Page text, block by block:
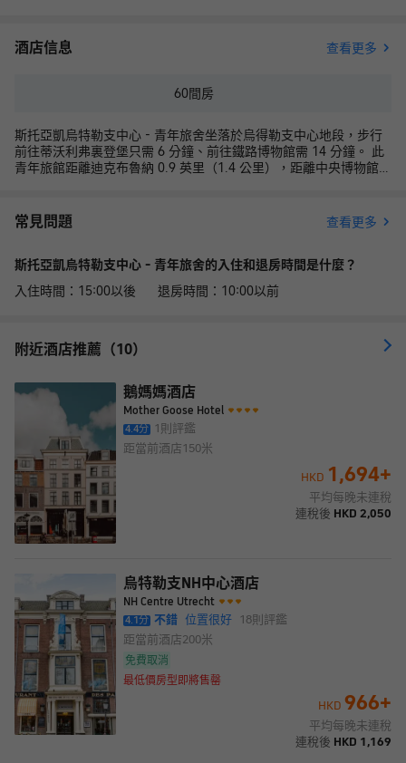
酒店信息 查看更多
60間房
斯托亞凱烏特勒支中心 - 青年旅舍坐落於烏得勒支中心地段，步行
前往蒂沃利弗裏登堡只需 6 分鐘、前往鐵路博物館需 14 分鐘。 此
青年旅館距離迪克布魯納 0.9 英里（1.4 公里），距離中央博物館
- 青年旅舍住客的The 5th享用美味餐飲。您可以到酒吧/酒廊，點一
杯喜歡的飲品，暢飲一番。每天 07:30 至 10:00 提供收費的自助式
存。 酒店的 60 間客房定能讓您在旅途中找到家的舒適。提供免費
無線網絡，方便您與朋友保持聯繫。提供備有淋浴設施的浴室。
常見問題 查看更多
斯托亞凱烏特勒支中心 - 青年旅舍的入住和退房時間是什麼？
入住時間：15:00以後 退房時間：10:00以前
附近酒店推薦（10）
鵝媽媽酒店
Mother Goose Hotel
4.4分 1 則評鑑
距當前酒店 150米
HKD 1,694+
平均每晚未連稅
連稅後 HKD 2,050
烏特勒支NH中心酒店
NH Centre Utrecht
4.1分 不錯 位置很好 18則評鑑
距當前酒店200米
免費取消
最低價房型即將售罄
HKD 966+
平均每晚未連稅
連稅後 HKD 1,169